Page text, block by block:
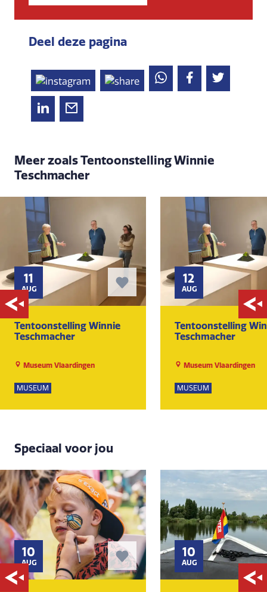
Deel deze pagina
Meer zoals Tentoonstelling Winnie
Teschmacher
11
AUG
Tentoonstelling Winnie
Teschmacher
Museum Vlaardingen
MUSEUM
12
AUG
Tentoonstelling
Teschmacher
Museum Vlaardingen
MUSEUM
Speciaal voor jou
10
AUG
10
AUG